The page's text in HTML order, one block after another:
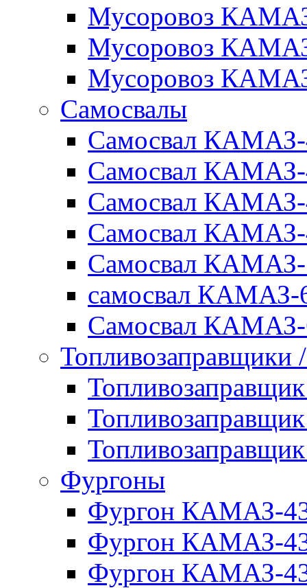
Мусоровоз
Мусоровоз
Мусоровоз
Самосвалы
Самосвал
Самосвал КАМАЗ-
Самосвал КАМАЗ-
Самосвал КАМАЗ-
Самосвал КАМАЗ-
самосвал КАМАЗ-
Самосвал КАМАЗ-
Топливозаправщики
Фургоны
Фургон КАМАЗ-
Фургон КАМАЗ-
Фургон КАМАЗ-